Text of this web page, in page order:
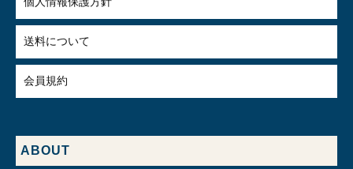
送料について
会員規約
ABOUT